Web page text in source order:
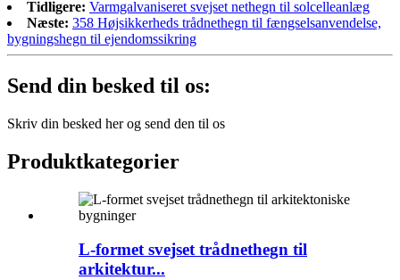
Tidligere: Varmgalvaniseret svejset nethegn til solcelleanlæg
Næste: 358 Højsikkerheds trådnethegn til fængselsanvendelse,
bygningshegn til ejendomssikring
Send din besked til os:
Skriv din besked her og send den til os
Produktkategorier
L-formet svejset trådnethegn til
arkitektur...